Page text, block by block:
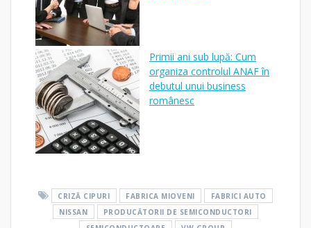
Primii ani sub lupă: Cum
organiza controlul ANAF în
debutul unui business
românesc
CRIZĂ CIPURI FABRICA MIOVENI
FABRICI AUTO
NISSAN
PRODUCĂTORII DE SEMICONDUCTORI